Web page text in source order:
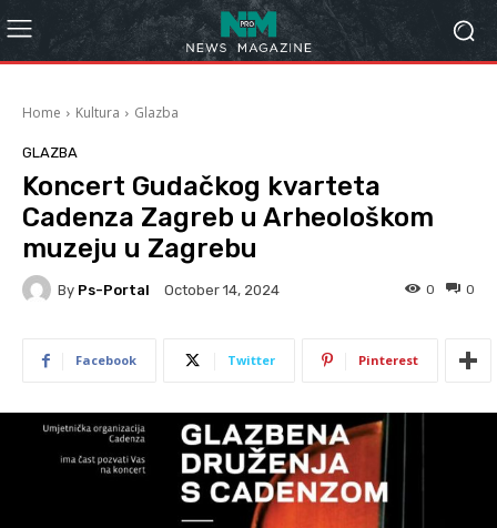
Home Kultura Glazba
GLAZBA
Koncert Gudačkog kvarteta
Cadenza Zagreb u Arheološkom
muzeju u Zagrebu
By Ps-Portal October 14, 2024 0
0
Facebook Twitter Pinterest